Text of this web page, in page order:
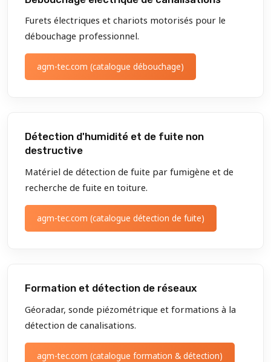
Furets électriques et chariots motorisés pour le
débouchage professionnel.
agm-tec.com (catalogue débouchage)
Détection d'humidité et de fuite non
destructive
Matériel de détection de fuite par fumigène et de
recherche de fuite en toiture.
agm-tec.com (catalogue détection de fuite)
Formation et détection de réseaux
Géoradar, sonde piézométrique et formations à la
détection de canalisations.
agm-tec.com (catalogue formation & détection)